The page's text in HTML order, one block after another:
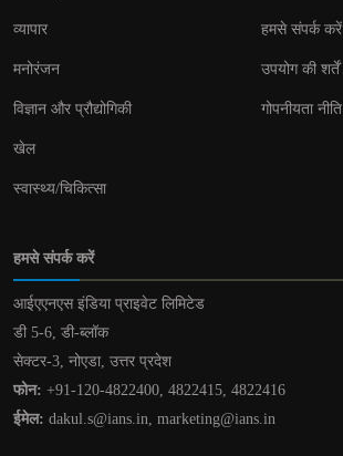
व्यापार
मनोरंजन
विज्ञान और प्रौद्योगिकी
खेल
स्वास्थ्य/चिकित्सा
हमसे संपर्क करें
उपयोग की शर्तें
गोपनीयता नीति
हमसे संपर्क करें
आईएएनएस इंडिया प्राइवेट लिमिटेड
डी 5-6, डी-ब्लॉक
सेक्टर-3, नोएडा, उत्तर प्रदेश
फोन: +91-120-4822400, 4822415, 4822416
ईमेल: dakul.s@ians.in, marketing@ians.in